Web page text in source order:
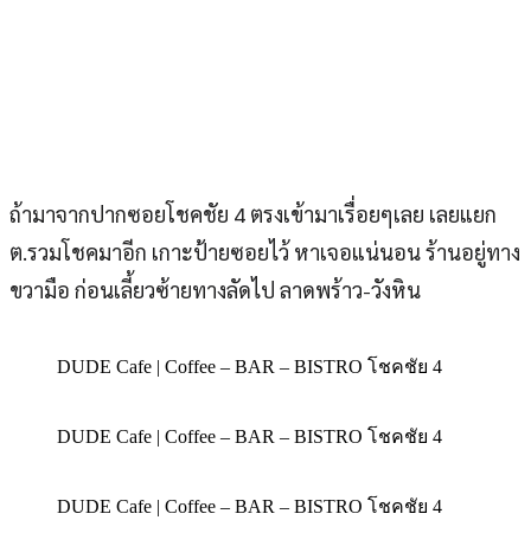
ถ้ามาจากปากซอยโชคชัย 4 ตรงเข้ามาเรื่อยๆเลย เลยแยก
ต.รวมโชคมาอีก เกาะป้ายซอยไว้ หาเจอแน่นอน ร้านอยู่ทาง
ขวามือ ก่อนเลี้ยวซ้ายทางลัดไป ลาดพร้าว-วังหิน
DUDE Cafe | Coffee – BAR – BISTRO โชคชัย 4
DUDE Cafe | Coffee – BAR – BISTRO โชคชัย 4
DUDE Cafe | Coffee – BAR – BISTRO โชคชัย 4